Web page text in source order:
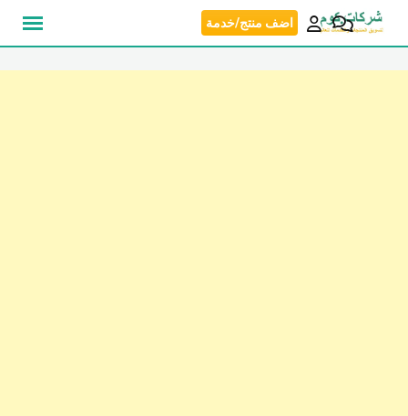
انتقل
اضف منتج/خدمة